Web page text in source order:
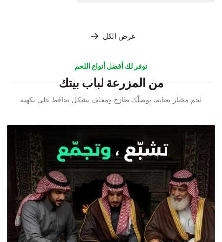
عرض الكل
نوفر لك أفضل أنواع اللحم
من المزرعة لباب بيتك
لحم مختار بعناية، يوصلّك طازج ومغلف بشكل يحافظ على نكهته